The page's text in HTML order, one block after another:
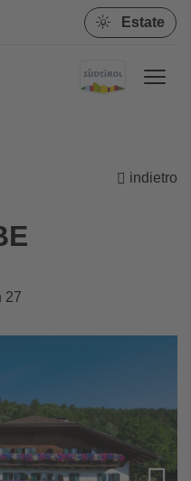
Estate
indietro
27